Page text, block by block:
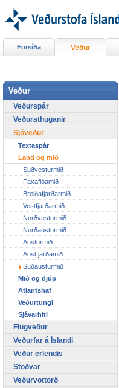
Forsíða Veður
Veður
Veðurspár
Veðurathuganir
Sjóveður
Textaspár
Land og mið
Suðvesturmið
Faxaflóamið
Breiðafjarðarmið
Vestfjarðarmið
Norðvesturmið
Norðausturmið
Austurmið
Austfjarðamið
Suðausturmið
Mið og djúp
Atlantshaf
Veðurtungl
Sjávarhiti
Flugveður
Veðurfar á Íslandi
Veður erlendis
Stöðvar
Veðurvottorð